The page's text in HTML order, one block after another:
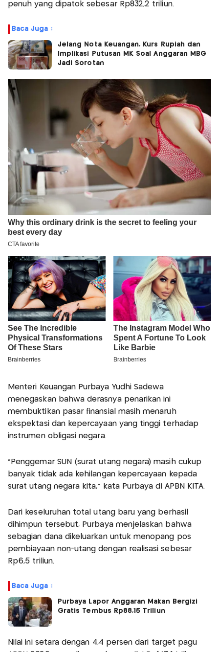
penuh yang dipatok sebesar Rp832,2 triliun.
Baca Juga :
Jelang Nota Keuangan, Kurs Rupiah dan
Implikasi Putusan MK Soal Anggaran MBG
Jadi Sorotan
Menteri Keuangan Purbaya Yudhi Sadewa
menegaskan bahwa derasnya penarikan ini
membuktikan pasar finansial masih menaruh
ekspektasi dan kepercayaan yang tinggi terhadap
instrumen obligasi negara.
"Penggemar SUN (surat utang negara) masih cukup
banyak tidak ada kehilangan kepercayaan kepada
surat utang negara kita," kata Purbaya di APBN KITA.
Dari keseluruhan total utang baru yang berhasil
dihimpun tersebut, Purbaya menjelaskan bahwa
sebagian dana dikeluarkan untuk menopang pos
pembiayaan non-utang dengan realisasi sebesar
Rp6,5 triliun.
Baca Juga :
Purbaya Lapor Anggaran Makan Bergizi
Gratis Tembus Rp88,15 Triliun
Nilai ini setara dengan 4,4 persen dari target pagu